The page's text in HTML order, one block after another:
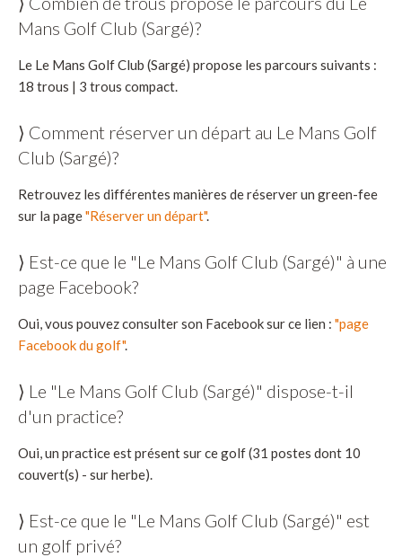
Mans Golf Club (Sargé)?
Le Le Mans Golf Club (Sargé) propose les parcours suivants :
18 trous | 3 trous compact.
⟩ Comment réserver un départ au Le Mans Golf
Club (Sargé)?
Retrouvez les différentes manières de réserver un green-fee
sur la page"Réserver un départ".
⟩ Est-ce que le "Le Mans Golf Club (Sargé)" à une
page Facebook?
Oui, vous pouvez consulter son Facebook sur ce lien : "page
Facebook du golf".
⟩ Le "Le Mans Golf Club (Sargé)" dispose-t-il
d'un practice?
Oui, un practice est présent sur ce golf (31 postes dont 10
couvert(s) - sur herbe).
⟩ Est-ce que le "Le Mans Golf Club (Sargé)" est
un golf privé?